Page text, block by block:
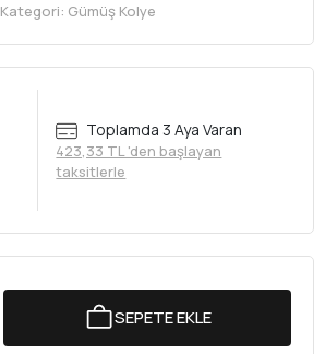
Kategori: Gümüş Kolye
Toplamda 3 Aya Varan
423,33 TL 'den başlayan
taksitlerle
SEPETE EKLE